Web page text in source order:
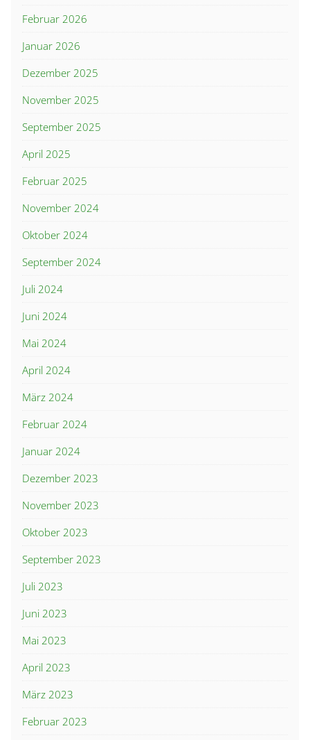
Februar 2026
Januar 2026
Dezember 2025
November 2025
September 2025
April 2025
Februar 2025
November 2024
Oktober 2024
September 2024
Juli 2024
Juni 2024
Mai 2024
April 2024
März 2024
Februar 2024
Januar 2024
Dezember 2023
November 2023
Oktober 2023
September 2023
Juli 2023
Juni 2023
Mai 2023
April 2023
März 2023
Februar 2023